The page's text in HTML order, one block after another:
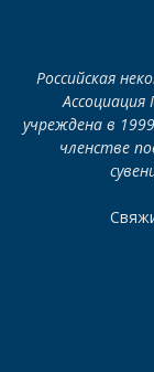
Российская
учреждена в
членстве